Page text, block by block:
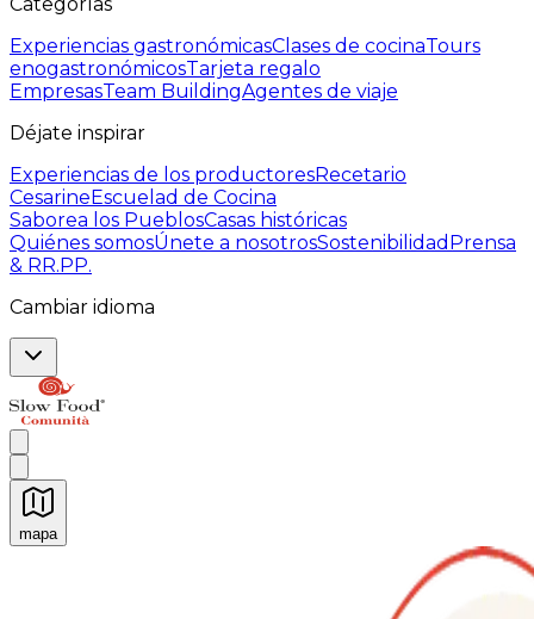
Experiencias gastronómicasClases de cocinaTours
enogastronómicosTarjeta regalo
EmpresasTeam BuildingAgentes de viaje
Déjate inspirar
Experiencias de los productoresRecetario
CesarineEscuelad de Cocina
Saborea los PueblosCasas históricas
Quiénes somosÚnete a nosotrosSostenibilidad Prensa
& RR.PP.
Cambiar idioma
mapa
Experiencias culinarias inolvidables: Experiencias